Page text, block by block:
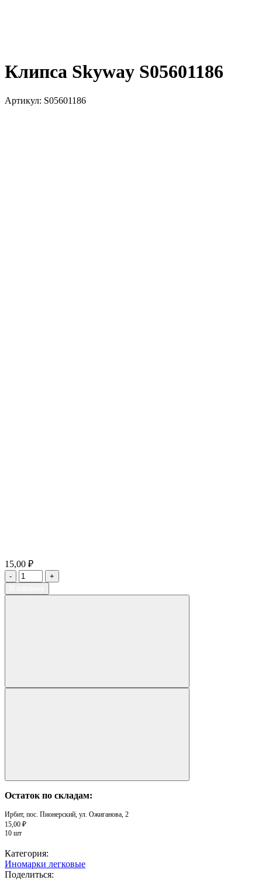
Клипса Skyway S05601186
Артикул: S05601186
15,00 ₽
Остаток по складам:
Ирбит, пос. Пионерский, ул. Ожиганова, 2
15,00 ₽
10 шт
Категория:
Иномарки легковые
Поделиться: